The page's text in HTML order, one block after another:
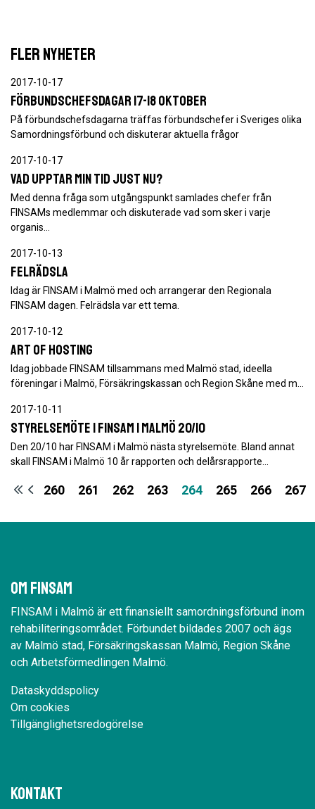
FLER NYHETER
2017-10-17
Förbundschefsdagar 17-18 oktober
På förbundschefsdagarna träffas förbundschefer i Sveriges olika
Samordningsförbund och diskuterar aktuella frågor
2017-10-17
Vad upptar min tid just Nu?
Med denna fråga som utgångspunkt samlades chefer från
FINSAMs medlemmar och diskuterade vad som sker i varje
organis…
2017-10-13
Felrädsla
Idag är FINSAM i Malmö med och arrangerar den Regionala
FINSAM dagen. Felrädsla var ett tema.
2017-10-12
Art of hosting
Idag jobbade FINSAM tillsammans med Malmö stad, ideella
föreningar i Malmö, Försäkringskassan och Region Skåne med m…
2017-10-11
Styrelsemöte i FINSAM i Malmö 20/10
Den 20/10 har FINSAM i Malmö nästa styrelsemöte. Bland annat
skall FINSAM i Malmö 10 år rapporten och delårsrapporte…
260 261 262 263 264 265 266 267
Om Finsam
FINSAM i Malmö är ett finansiellt samordningsförbund inom
rehabiliteringsområdet. Förbundet bildades 2007 och ägs
av Malmö stad, Försäkringskassan Malmö, Region Skåne
och Arbetsförmedlingen Malmö.
Dataskyddspolicy
Om cookies
Tillgänglighetsredogörelse
Kontakt